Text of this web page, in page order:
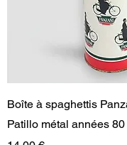
Aperçu
Boîte à spaghettis
Patillo métal années 80